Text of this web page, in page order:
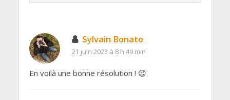
Sylvain Bonato
21 juin 2023 à 8 h 49 min
En voilà une bonne résolution ! 😉